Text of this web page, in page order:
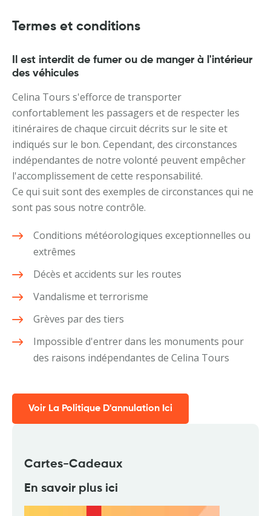
Termes et conditions
Il est interdit de fumer ou de manger à l'intérieur
des véhicules
Celina Tours s'efforce de transporter
confortablement les passagers et de respecter les
itinéraires de chaque circuit décrits sur le site et
indiqués sur le bon. Cependant, des circonstances
indépendantes de notre volonté peuvent empêcher
l'accomplissement de cette responsabilité.
Ce qui suit sont des exemples de circonstances qui ne
sont pas sous notre contrôle.
Conditions météorologiques exceptionnelles ou
extrêmes
Décès et accidents sur les routes
Vandalisme et terrorisme
Grèves par des tiers
Impossible d'entrer dans les monuments pour
des raisons indépendantes de Celina Tours
Voir La Politique D'annulation Ici
Cartes-Cadeaux
En savoir plus ici